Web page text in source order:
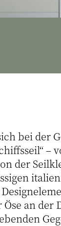
bei der
–
der
Öse an